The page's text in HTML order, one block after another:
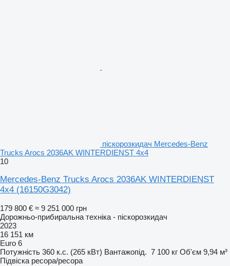
піскорозкидач Mercedes-Benz
Trucks Arocs 2036AK WINTERDIENST 4x4
10
Mercedes-Benz Trucks Arocs 2036AK WINTERDIENST
4x4 (16150G3042)
179 800 € ≈ 9 251 000 грн
Дорожньо-прибиральна техніка - піскорозкидач
2023
16 151 км
Euro 6
Потужність 360 к.с. (265 кВт) Вантажопід. 7 100 кг Об'єм 9,94 м³
Підвіска ресора/ресора